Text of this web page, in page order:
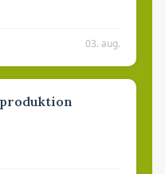
03. aug.